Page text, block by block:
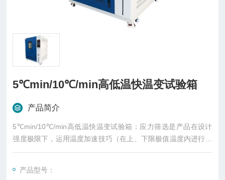
5℃min/10℃/min高低温快温变试验箱
产品简介
5℃min/10℃/min高低温快温变试验箱：应力筛选是产品在设计
强度极限下，运用温度加速技巧（在上、下限极值温度内进行循
环时，产品产生交替膨胀和收缩）改变外在环境应力，使产品中
在零件材料瑕疵、制程瑕疵、工艺瑕疵]，以避免该产品于使用过
产品型号：